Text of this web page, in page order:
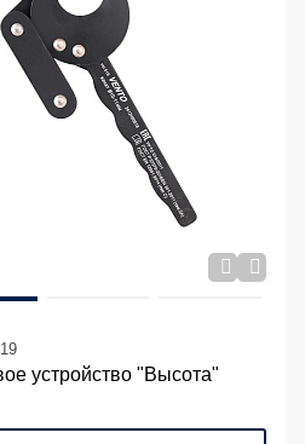
устройство "Высота"